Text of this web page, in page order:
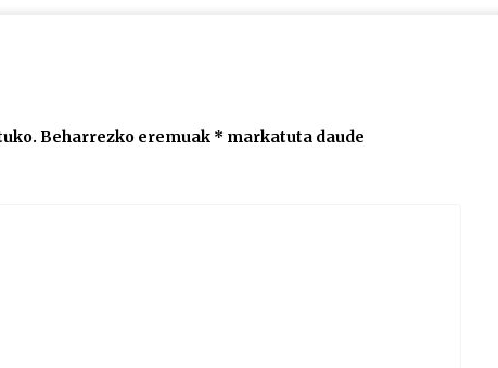
Beharrezko eremuak * markatuta daude